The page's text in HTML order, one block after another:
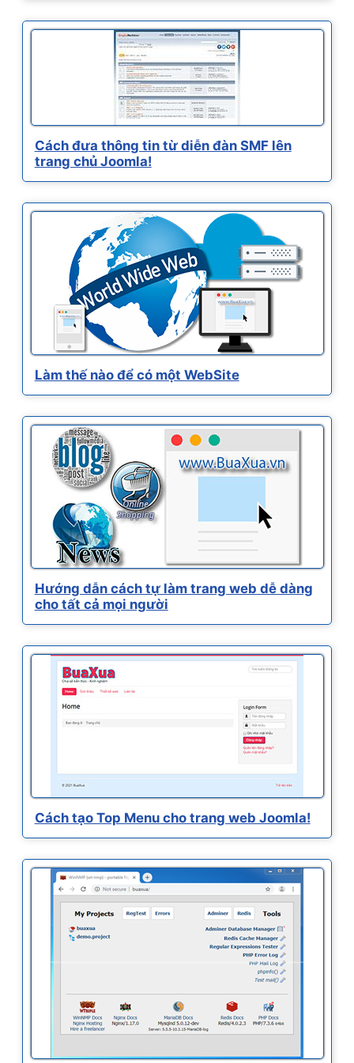
Cách đưa thông tin từ diễn đàn SMF lên
trang chủ Joomla!
Làm thế nào để có một WebSite
Hướng dẫn cách tự làm trang web dễ dàng
cho tất cả mọi người
Cách tạo Top Menu cho trang web Joomla!